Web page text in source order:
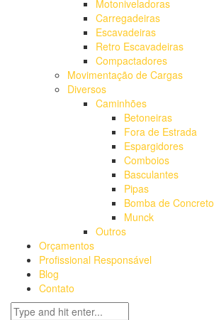
Motoniveladoras
Carregadeiras
Escavadeiras
Retro Escavadeiras
Compactadores
Movimentação de Cargas
Diversos
Caminhões
Betoneiras
Fora de Estrada
Espargidores
Comboios
Basculantes
Pipas
Bomba de Concreto
Munck
Outros
Orçamentos
Profissional Responsável
Blog
Contato